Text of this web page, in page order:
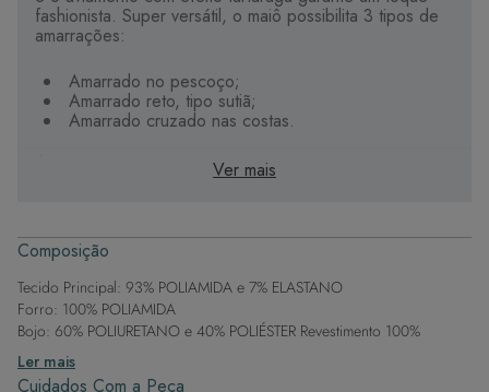
fashionista. Super versátil, o maiô possibilita 3 tipos de
amarrações:
Amarrado no pescoço;
Amarrado reto, tipo sutiã;
Amarrado cruzado nas costas.
É uma peça que vai da praia ou piscina ao body para o
passeio no fim de tarde, ou para aquele almoço à beira-
Tecido de alta qualidade, com maciez, durabilidade
Produtos com design moderno e elegante, que
entregam conforto e beleza;
Bojo impermeável, que não absorve água;
sua peça única;
Ver mais
Composição
Tecido Principal: 93% POLIAMIDA e 7% ELASTANO
Forro: 100% POLIAMIDA
Bojo: 60% POLIURETANO e 40% POLIÉSTER Revestimento 100%
POLIÉSTER
Ler mais
Cuidados Com a Peça